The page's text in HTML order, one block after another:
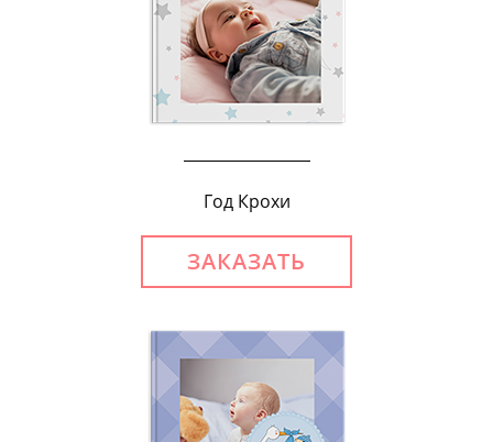
Год Крохи
ЗАКАЗАТЬ